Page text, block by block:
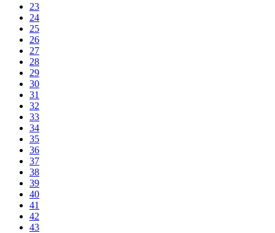
23
24
25
26
27
28
29
30
31
32
33
34
35
36
37
38
39
40
41
42
43